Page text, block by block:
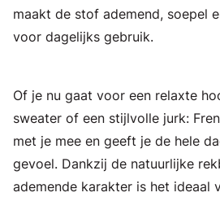
maakt de stof ademend, soepel
voor dagelijks gebruik.
Of je nu gaat voor een relaxte
sweater of een stijlvolle jurk:
met je mee en geeft je de hele
gevoel. Dankzij de natuurlijke
ademende karakter is het ideaal